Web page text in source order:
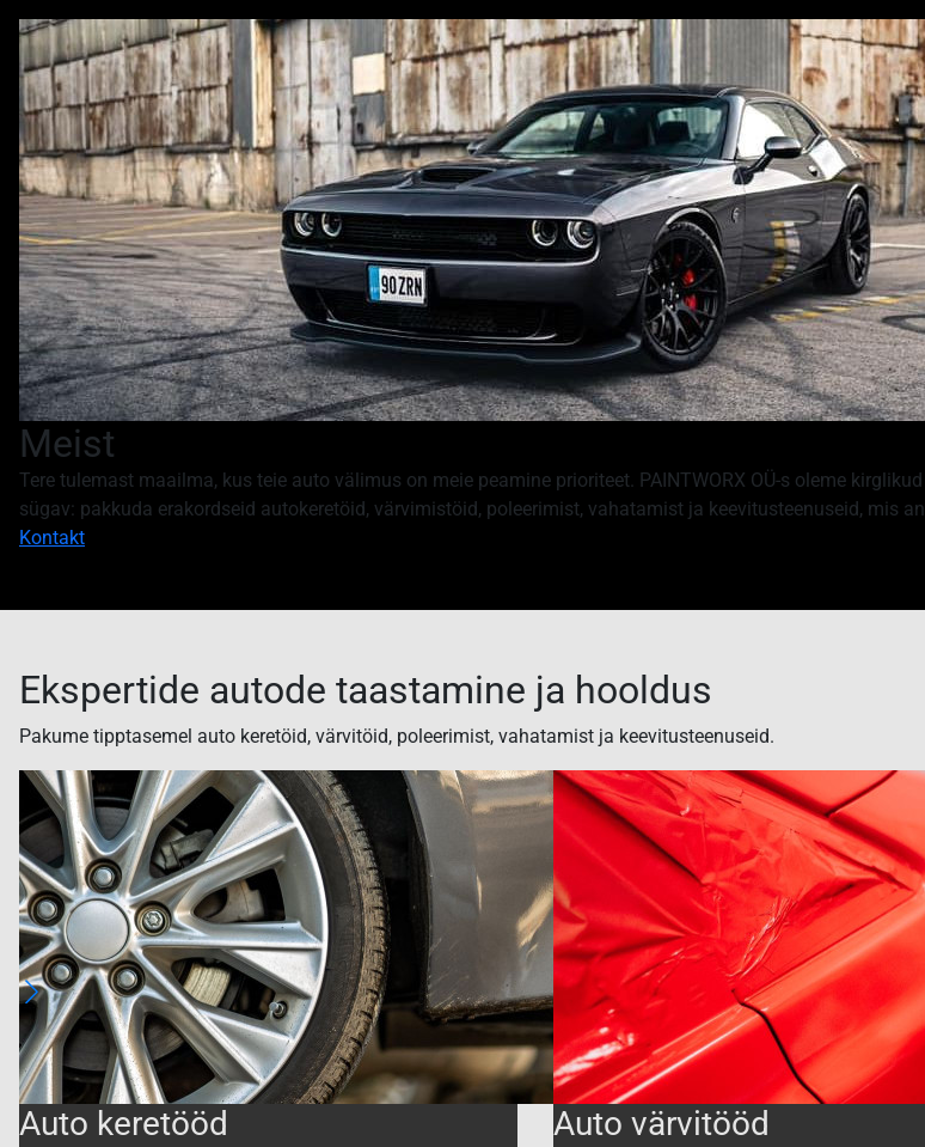
Meist
Tere tulemast maailma, kus teie auto välimus on meie peamine prioriteet. PAINTWORX OÜ-s oleme
sügav: pakkuda erakordseid autokeretöid, värvimistöid, poleerimist, vahatamist ja keevitusteenuseid, mis
Kontakt
Ekspertide autode taastamine ja hooldus
Pakume tipptasemel auto keretöid, värvitöid, poleerimist, vahatamist ja keevitusteenuseid.
Auto keretööd Auto värvitööd